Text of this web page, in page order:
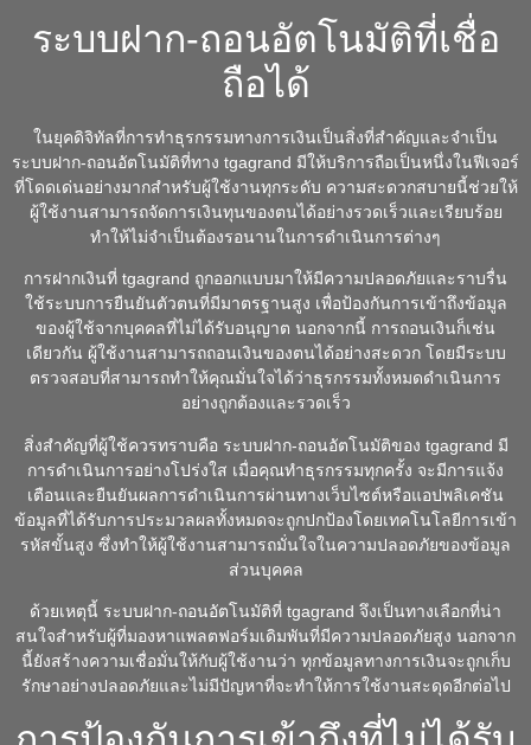
ระบบฝาก-ถอนอัตโนมัติที่เชื่อ
ถือได้
ในยุคดิจิทัลที่การทำธุรกรรมทางการเงินเป็นสิ่งที่สำคัญและจำเป็น
ระบบฝาก-ถอนอัตโนมัติที่ทาง tgagrand มีให้บริการถือเป็นหนึ่งในฟีเจอร์
ที่โดดเด่นอย่างมากสำหรับผู้ใช้งานทุกระดับ ความสะดวกสบายนี้ช่วยให้
ผู้ใช้งานสามารถจัดการเงินทุนของตนได้อย่างรวดเร็วและเรียบร้อย
ทำให้ไม่จำเป็นต้องรอนานในการดำเนินการต่างๆ
การฝากเงินที่ tgagrand ถูกออกแบบมาให้มีความปลอดภัยและราบรื่น
ใช้ระบบการยืนยันตัวตนที่มีมาตรฐานสูง เพื่อป้องกันการเข้าถึงข้อมูล
ของผู้ใช้จากบุคคลที่ไม่ได้รับอนุญาต นอกจากนี้ การถอนเงินก็เช่น
เดียวกัน ผู้ใช้งานสามารถถอนเงินของตนได้อย่างสะดวก โดยมีระบบ
ตรวจสอบที่สามารถทำให้คุณมั่นใจได้ว่าธุรกรรมทั้งหมดดำเนินการ
อย่างถูกต้องและรวดเร็ว
สิ่งสำคัญที่ผู้ใช้ควรทราบคือ ระบบฝาก-ถอนอัตโนมัติของ tgagrand มี
การดำเนินการอย่างโปร่งใส เมื่อคุณทำธุรกรรมทุกครั้ง จะมีการแจ้ง
เตือนและยืนยันผลการดำเนินการผ่านทางเว็บไซต์หรือแอปพลิเคชัน
ข้อมูลที่ได้รับการประมวลผลทั้งหมดจะถูกปกป้องโดยเทคโนโลยีการเข้า
รหัสขั้นสูง ซึ่งทำให้ผู้ใช้งานสามารถมั่นใจในความปลอดภัยของข้อมูล
ส่วนบุคคล
ด้วยเหตุนี้ ระบบฝาก-ถอนอัตโนมัติที่ tgagrand จึงเป็นทางเลือกที่น่า
สนใจสำหรับผู้ที่มองหาแพลตฟอร์มเดิมพันที่มีความปลอดภัยสูง นอกจาก
นี้ยังสร้างความเชื่อมั่นให้กับผู้ใช้งานว่า ทุกข้อมูลทางการเงินจะถูกเก็บ
รักษาอย่างปลอดภัยและไม่มีปัญหาที่จะทำให้การใช้งานสะดุดอีกต่อไป